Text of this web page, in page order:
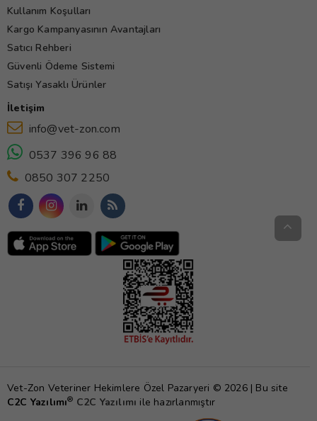
Kullanım Koşulları
Kargo Kampanyasının Avantajları
Satıcı Rehberi
Güvenli Ödeme Sistemi
Satışı Yasaklı Ürünler
İletişim
info@vet-zon.com
0537 396 96 88
0850 307 2250
Vet-Zon Veteriner Hekimlere Özel Pazaryeri © 2026 | Bu site
C2C Yazılımı® C2C Yazılımı ile hazırlanmıştır